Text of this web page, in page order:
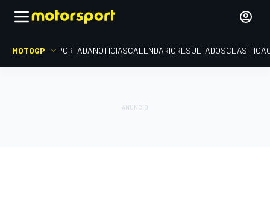
MOTOGP PORTADANOTICIASCALENDARIORESULTADOS